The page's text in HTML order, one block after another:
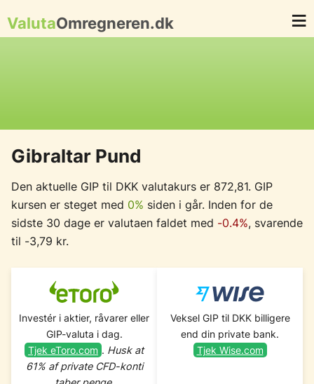
ValutaOmregneren.dk
Gibraltar Pund
Den aktuelle GIP til DKK valutakurs er 872,81. GIP
kursen er steget med 0% siden i går. Inden for de
sidste 30 dage er valutaen faldet med -0.4%, svarende
til -3,79 kr.
Investér i aktier, råvarer eller
GIP-valuta i dag.
Tjek eToro.com . Husk at
61% af private CFD-konti
Veksel GIP til DKK billigere
end din private bank.
Tjek Wise.com